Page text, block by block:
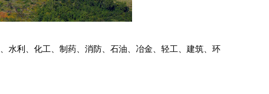
水利
、化工、制药、消防、石油、冶金、轻工、建筑、环